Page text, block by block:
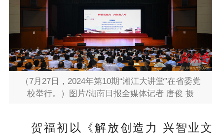
（7月27日，2024年第10期“湘江大讲堂”在省委党
校举行。）图片/湖南日报全媒体记者 唐俊 摄
贺福初以《解放创造力 兴智业文